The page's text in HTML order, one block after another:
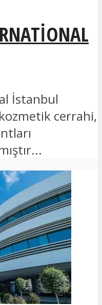
İstanbul
cerrahi,